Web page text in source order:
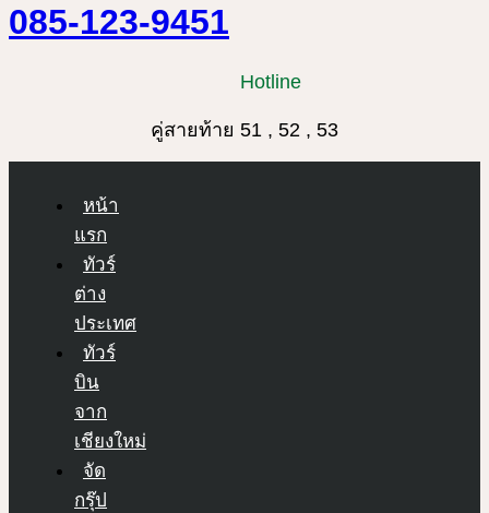
085-123-9451
Hotline
คู่สายท้าย 51 , 52 , 53
หน้า
แรก
ทัวร์
ต่าง
ประเทศ
ทัวร์
บิน
จาก
เชียงใหม่
จัด
กรุ๊ป